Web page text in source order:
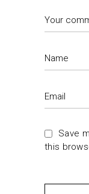
Save
this